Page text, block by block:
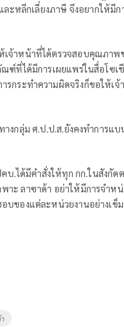
ละหลีกเลี่ยงภาษี จึงอยากให้มี
เจ้าหน้าที่ได้ตรวจสอบคุณภาพ
ฑ์ที่ได้มีการเผยแพร่ในสื่อโซเ
กระทำความผิดจริงก็ขอให้เ
งกลุ่ม ศ.ป.ป.ส.ยังคงทำการแบ
.ได้มีคำสั่งให้ทุก กก.ในสังกัด
าะ ลาซาด้า อย่าให้มีการจำห
ของแต่ละหน่วยงานอย่างเข็ม